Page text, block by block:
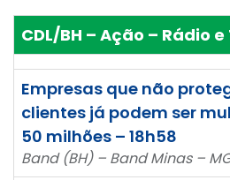
CDL/BH – Ação – Rádio e
Empresas que não
clientes já podem ser
50 milhões – 18h58
Band (BH) – Band Minas –